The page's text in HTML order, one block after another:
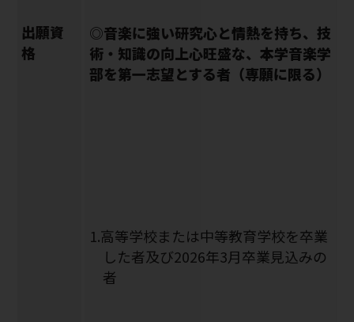
出願資
格
◎音楽に強い研究心と情熱を持ち、技
術・知識の向上心旺盛な、本学音楽学
部を第一志望とする者（専願に限る）
1.高等学校または中等教育学校を卒業
した者及び2026年3月卒業見込みの
者